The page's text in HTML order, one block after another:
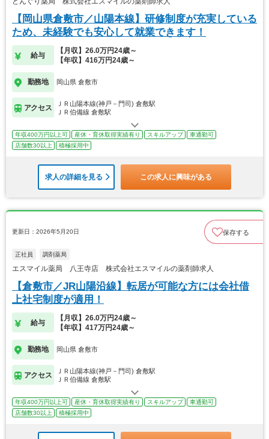
【岡山県倉敷市／山陽本線】研修制度が充実している
ため、未経験でも安心して就業できます！
給与
【月収】26.0万円24歳～
【年収】416万円24歳～
勤務地 岡山県 倉敷市
アクセス
ＪＲ山陽本線(神戸－門司) 倉敷駅
ＪＲ伯備線 倉敷駅
年収400万円以上可 産休・育休取得実績有り スキルアップ
車通勤可
店舗数30以上
積極採用中
求人の詳細を見る この求人に興味がある
更新日：2026年5月20日 保存する
正社員 調剤薬局
エスマイル薬局 八王寺店 株式会社エスマイルの薬剤師求人
【倉敷市／JR山陽沿線】転居が可能な方には会社借
上社宅制度が適用！
給与
【月収】26.0万円24歳～
【年収】417万円24歳～
勤務地 岡山県 倉敷市
アクセス
ＪＲ山陽本線(神戸－門司) 倉敷駅
ＪＲ伯備線 倉敷駅
年収400万円以上可 産休・育休取得実績有り スキルアップ
車通勤可
店舗数30以上
積極採用中